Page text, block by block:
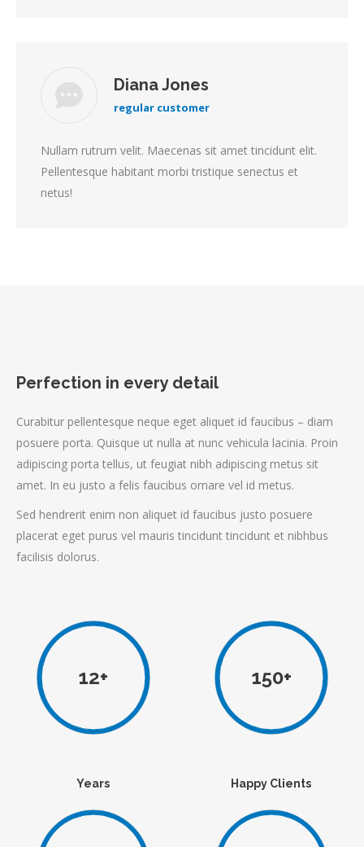
Diana Jones
regular customer
Nullam rutrum velit. Maecenas sit amet tincidunt elit.
Pellentesque habitant morbi tristique senectus et
netus!
Perfection in every detail
Curabitur pellentesque neque eget aliquet id faucibus – diam
posuere porta. Quisque ut nulla at nunc vehicula lacinia. Proin
adipiscing porta tellus, ut feugiat nibh adipiscing metus sit
amet. In eu justo a felis faucibus ornare vel id metus.
Sed hendrerit enim non aliquet id faucibus justo posuere
placerat eget purus vel mauris tincidunt tincidunt et nibhbus
facilisis dolorus.
12+
Years
150+
Happy Clients